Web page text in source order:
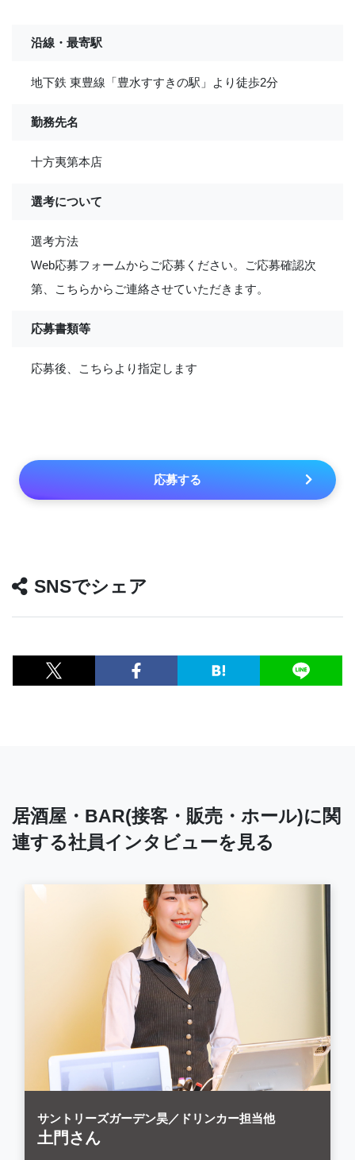
沿線・最寄駅
地下鉄 東豊線「豊水すすきの駅」より徒歩2分
勤務先名
十方夷第本店
選考について
選考方法
Web応募フォームからご応募ください。ご応募確認次
第、こちらからご連絡させていただきます。
応募書類等
応募後、こちらより指定します
応募する
SNSでシェア
居酒屋・BAR(接客・販売・ホール)に関
連する社員インタビューを見る
サントリーズガーデン昊／ドリンカー担当他
土門さん